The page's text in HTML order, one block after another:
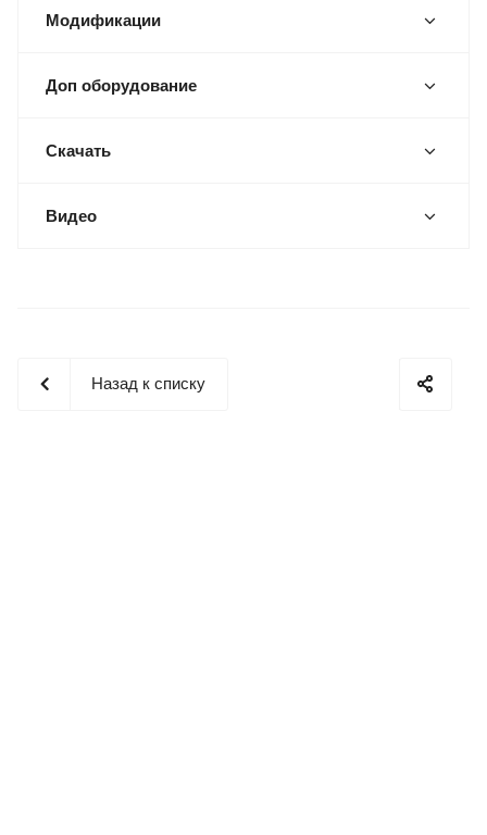
Модификации
Доп оборудование
Скачать
Видео
Назад к списку